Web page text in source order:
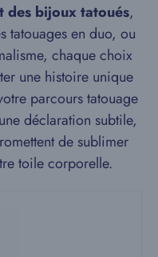
des bijoux tatoués,
tatouages en duo, ou
chaque choix
une histoire unique
parcours tatouage
déclaration subtile,
de sublimer
toile corporelle.